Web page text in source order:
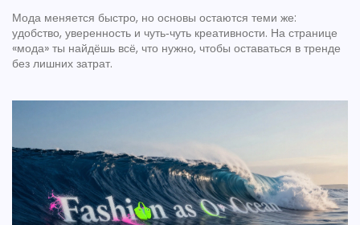
Мода меняется быстро, но основы остаются теми же:
удобство, уверенность и чуть‑чуть креативности. На странице
«мода» ты найдёшь всё, что нужно, чтобы оставаться в тренде
без лишних затрат.